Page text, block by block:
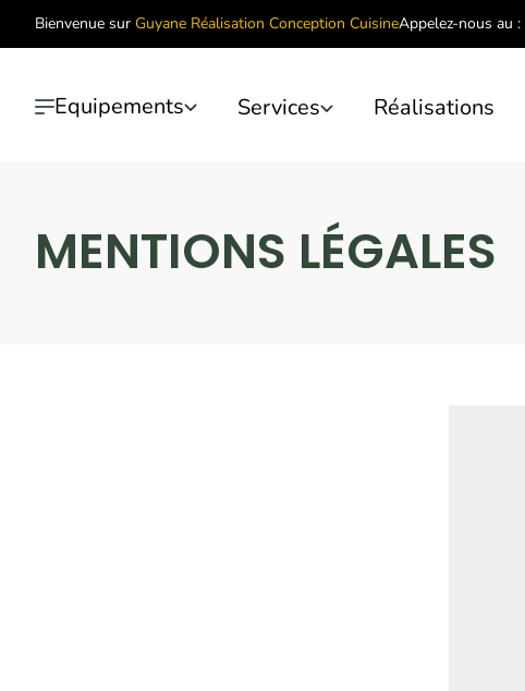
Bienvenue sur Guyane Réalisation Conception CuisineAppelez-nous au :
Equipements Services Réalisations
MENTIONS LÉGALES